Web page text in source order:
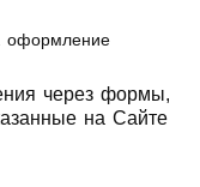
оформление
через формы,
на Сайте